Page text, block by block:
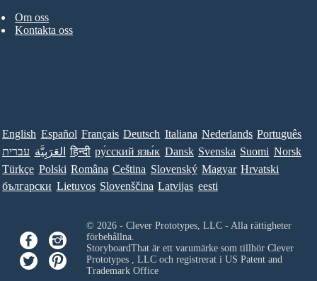
Om oss
Kontakta oss
English Español Français Deutsch Italiana Nederlands Português
עברית العَرَبِيَّة हिन्दी ру́сский язы́к Dansk Svenska Suomi Norsk
Türkçe Polski Româna Ceština Slovenský Magyar Hrvatski
български Lietuvos Slovenščina Latvijas eesti
© 2026 - Clever Prototypes, LLC - Alla rättigheter
förbehållna.
StoryboardThat är ett varumärke som tillhör Clever
Prototypes , LLCoch registrerat i US Patent and
Trademark Office